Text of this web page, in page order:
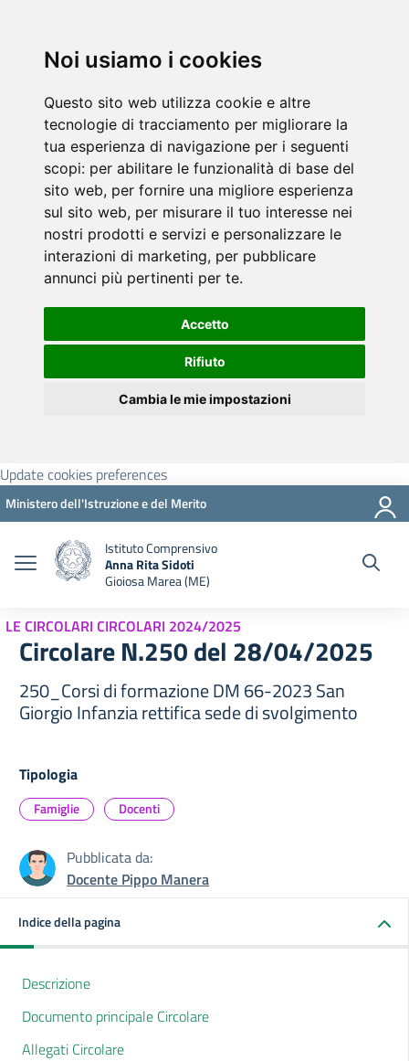
Noi usiamo i cookies
Questo sito web utilizza cookie e altre
tecnologie di tracciamento per migliorare la
tua esperienza di navigazione per i seguenti
scopi: per abilitare le funzionalità di base del
sito web, per fornire una migliore esperienza
sul sito web, per misurare il tuo interesse nei
nostri prodotti e servizi e personalizzare le
interazioni di marketing, per pubblicare
annunci più pertinenti per te.
Accetto
Rifiuto
Cambia le mie impostazioni
Update cookies preferences
Ministero dell'Istruzione e del Merito
Istituto Comprensivo
Anna Rita Sidoti
Gioiosa Marea (ME)
LE CIRCOLARI CIRCOLARI 2024/2025
Circolare N.250 del 28/04/2025
250_Corsi di formazione DM 66-2023 San
Giorgio Infanzia rettifica sede di svolgimento
Tipologia
Famiglie Docenti
Pubblicata da:
Docente Pippo Manera
Indice della pagina
Descrizione
Documento principale Circolare
Allegati Circolare